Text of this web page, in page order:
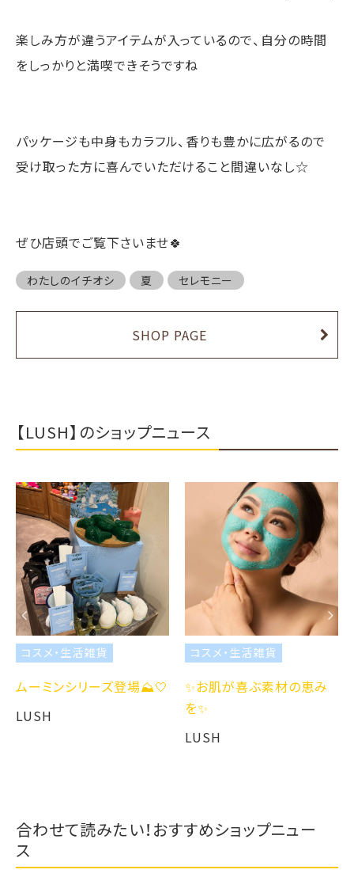
楽しみ方が違うアイテムが入っているので、自分の時間
をしっかりと満喫できそうですね
パッケージも中身もカラフル、香りも豊かに広がるので
受け取った方に喜んでいただけること間違いなし☆
ぜひ店頭でご覧下さいませ🍀
わたしのイチオシ 夏 セレモニー
SHOP PAGE
【LUSH】のショップニュース
コスメ・生活雑貨
ムーミンシリーズ登場⛰️🤍
LUSH
コスメ・生活雑貨
✨お肌が喜ぶ素材の恵み
を✨
LUSH
合わせて読みたい！おすすめショップニュー
ス